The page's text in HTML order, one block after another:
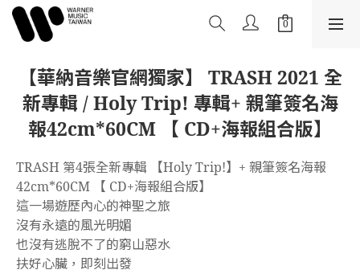
【華納音樂官網獨家】 TRASH 2021 全
新專輯 / Holy Trip! 專輯+ 親筆簽名海
報42cm*60CM 【 CD+海報組合版】
TRASH 第4張全新專輯 【Holy Trip!】+ 親筆簽名海報
42cm*60CM 【 CD+海報組合版】
這一場遊歷內心的神聖之旅
沒有永遠的風光明媚
也沒有逃脫不了的窮山惡水
扶好心臟，即刻出發